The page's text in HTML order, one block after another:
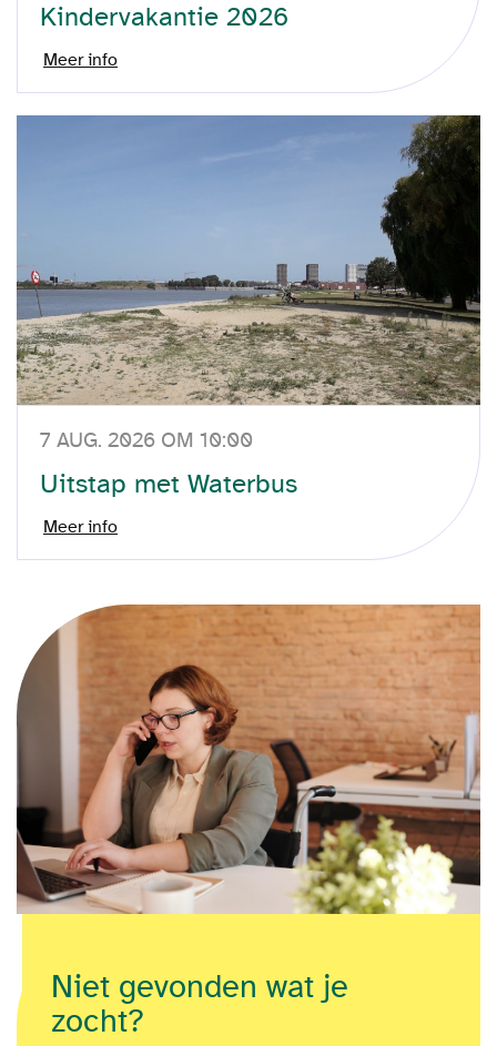
Kindervakantie 2026
Meer info
7 AUG. 2026 OM 10:00
Uitstap met Waterbus
Meer info
Niet gevonden wat je
zocht?